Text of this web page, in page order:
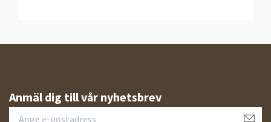
Anmäl dig till vår nyhetsbrev